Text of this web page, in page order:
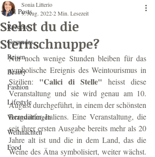
All Posts
Rezepte
Gesundes
Reisen
Beauty
Fashion
Lifestyle
Veranstaltungen
Weihnachten
Food
Siehst du die
Sternschnuppe?
Sonia Litterio
9. Aug. 20222 Min. Lesezeit
Nur noch wenige Stunden bleiben für das
symbolische Ereignis des Weintourismus in
Sizilien: "Calici di Stelle" heisst diese
Veranstaltung und sie wird genau am 10.
August durchgeführt, in einem der schönsten
Bergdörfer Italiens. Eine Veranstaltung, die
seit ihrer ersten Ausgabe bereits mehr als 20
Jahre alt ist und die in dem Land, das die
Weine des Ätna symbolisiert, weiter wächst.